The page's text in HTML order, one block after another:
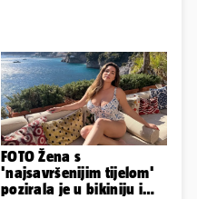
FOTO Žena s
'najsavršenijim tijelom'
pozirala je u bikiniju i